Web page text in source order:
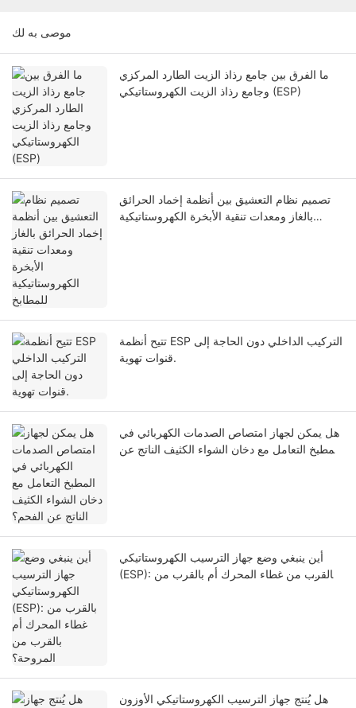
موصى به لك
ما الفرق بين جامع رذاذ الزيت الطارد المركزي
وجامع رذاذ الزيت الكهروستاتيكي (ESP)
تصميم نظام التعشيق بين أنظمة إخماد الحرائق
بالغاز ومعدات تنقية الأبخرة الكهروستاتيكية
تتيح أنظمة ESP التركيب الداخلي دون الحاجة إلى
قنوات تهوية.
هل يمكن لجهاز امتصاص الصدمات الكهربائي في
المطبخ التعامل مع دخان الشواء الكثيف الناتج عن
أين ينبغي وضع جهاز الترسيب الكهروستاتيكي
(ESP): بالقرب من غطاء المحرك أم بالقرب من
هل يُنتج جهاز الترسيب الكهروستاتيكي الأوزون